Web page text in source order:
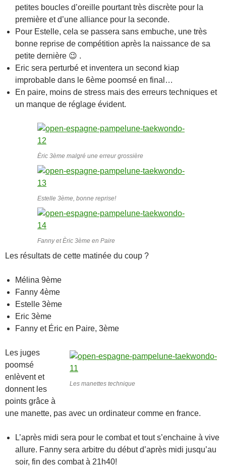
petites boucles d’oreille pourtant très discrète pour la
première et d’une alliance pour la seconde.
Pour Estelle, cela se passera sans embuche, une très
bonne reprise de compétition après la naissance de sa
petite dernière 😉 .
Eric sera perturbé et inventera un second kiap
improbable dans le 6ème poomsé en final…
En paire, moins de stress mais des erreurs techniques et
un manque de réglage évident.
Èric 3ème malgré une erreur grossière
Estelle 3ème, bonne reprise!
Fanny et Èric 3ème en Paire
Les résultats de cette matinée du coup ?
Mélina 9ème
Fanny 4ème
Estelle 3ème
Eric 3ème
Fanny et Éric en Paire, 3ème
Les manettes technique
Les juges
poomsé
enlèvent et
donnent les
points grâce à
une manette, pas avec un ordinateur comme en france.
L’après midi sera pour le combat et tout s’enchaine à vive
allure. Fanny sera arbitre du début d’après midi jusqu’au
soir, fin des combat à 21h40!